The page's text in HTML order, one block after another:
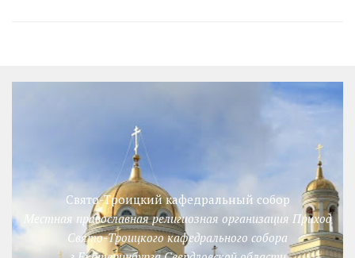
Свято-Троицкий кафедральный собор
Местная православная религиозная организация Приход
Свято-Троицкого кафедрального собора